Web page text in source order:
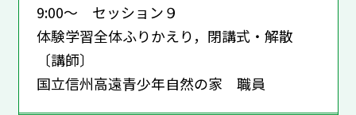
9:00～ セッション９
体験学習全体ふりかえり，閉講式・解散
〔講師〕
国立信州高遠青少年自然の家 職員